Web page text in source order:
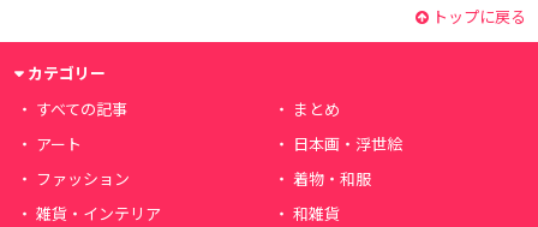
トップに戻る
カテゴリー
すべての記事
まとめ
アート
日本画・浮世絵
ファッション
着物・和服
雑貨・インテリア
和雑貨